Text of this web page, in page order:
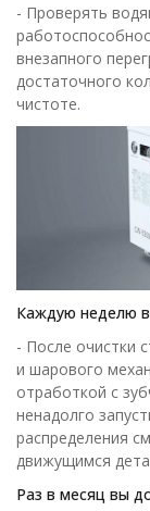
- Проверять
внезапного
достаточного
чистоте.
Каждую неделю
- После очистки
и шарового
отработкой с
ненадолго
распределения
движущимся
Раз в месяц вы